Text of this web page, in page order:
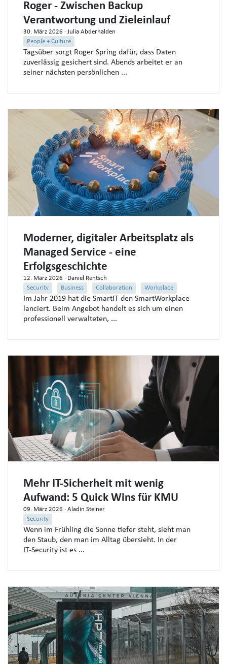
Roger - Zwischen Backup
Verantwortung und Zieleinlauf
30. März 2026 · Julia Abderhalden
People + Culture
Tagsüber sorgt Roger Spring dafür, dass Daten
zuverlässig gesichert sind. Abends arbeitet er an
seiner nächsten persönlichen ...
Moderner, digitaler Arbeitsplatz als
Managed Service - eine
Erfolgsgeschichte
12. März 2026 · Daniel Rentsch
Security
Business Collaboration Workplace
Im Jahr 2019 hat die SmartIT den SmartWorkplace
lanciert. Beim Angebot handelt es sich um einen
professionell verwalteten, ...
Mehr IT-Sicherheit mit wenig
Aufwand: 5 Quick Wins für KMU
09. März 2026 · Aladin Steiner
Security
Wenn im Frühling die Sonne tiefer steht, sieht man
den Staub, den man im Alltag übersieht. In der
IT‑Security ist es ...